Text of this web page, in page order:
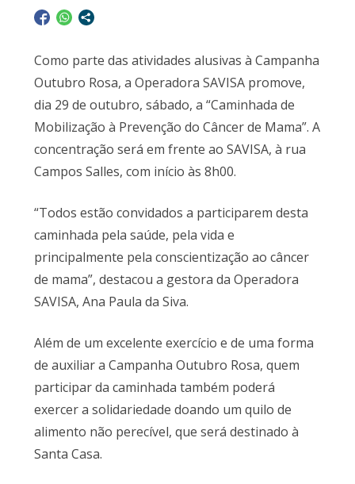
Como parte das atividades alusivas à Campanha
Outubro Rosa, a Operadora SAVISA promove,
dia 29 de outubro, sábado, a “Caminhada de
Mobilização à Prevenção do Câncer de Mama”. A
concentração será em frente ao SAVISA, à rua
Campos Salles, com início às 8h00.
“Todos estão convidados a participarem desta
caminhada pela saúde, pela vida e
principalmente pela conscientização ao câncer
de mama”, destacou a gestora da Operadora
SAVISA, Ana Paula da Siva.
Além de um excelente exercício e de uma forma
de auxiliar a Campanha Outubro Rosa, quem
participar da caminhada também poderá
exercer a solidariedade doando um quilo de
alimento não perecível, que será destinado à
Santa Casa.